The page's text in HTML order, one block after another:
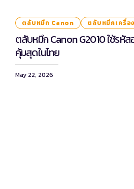
ตลับหมึก Canon ตลับหมึกเครื่อ
ตลับหมึก Canon G2010 ใช้รหัส
คุ้มสุดในไทย
May 22, 2026